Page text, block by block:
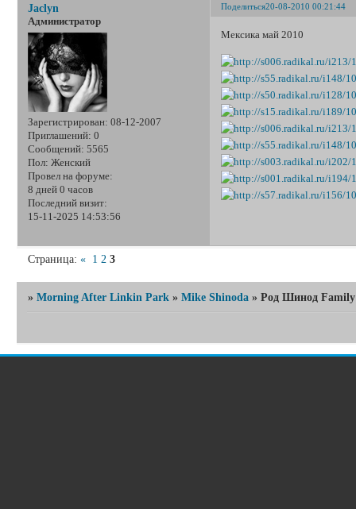
Поделиться20-08-2010 00:21:44
Jaclyn
Администратор
Зарегистрирован: 08-12-2007
Приглашений: 0
Сообщений: 5565
Пол: Женский
Провел на форуме:
8 дней 0 часов
Последний визит:
15-11-2025 14:53:56
Мексика май 2010
Страница:« 1 2 3
»Morning After Linkin Park »Mike Shinoda »Род Шинод Family